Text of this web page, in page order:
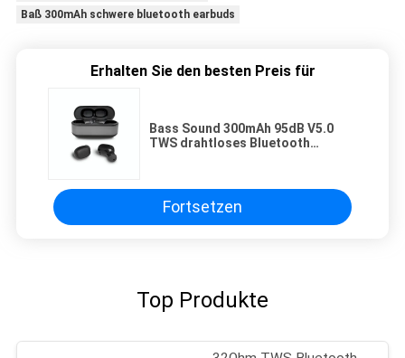
Baß 300mAh schwere bluetooth earbuds
Erhalten Sie den besten Preis für
Bass Sound 300mAh 95dB V5.0
TWS drahtloses Bluetooth
Fortsetzen
Top Produkte